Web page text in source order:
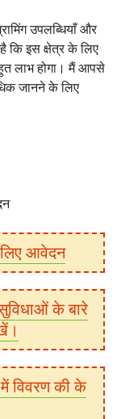
उपलब्धियाँ और
कि इस क्षेत्र के लिए
लाभ होगा। मैं आपसे
जानने के लिए
आवेदन
सुविधाओं के बारे
विवरण की के